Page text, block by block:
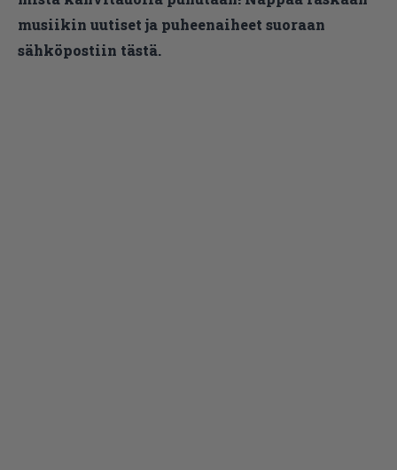
musiikin uutiset ja puheenaiheet suoraan
sähköpostiin tästä.